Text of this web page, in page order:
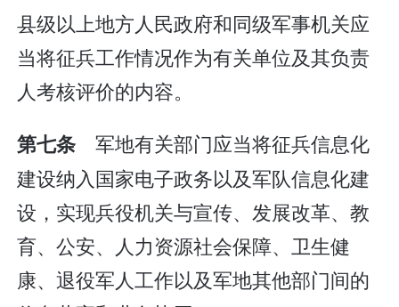
县级以上地方人民政府和同级军事机关应
当将征兵工作情况作为有关单位及其负责
人考核评价的内容。
第七条 军地有关部门应当将征兵信息化
建设纳入国家电子政务以及军队信息化建
设，实现兵役机关与宣传、发展改革、教
育、公安、人力资源社会保障、卫生健
康、退役军人工作以及军地其他部门间的